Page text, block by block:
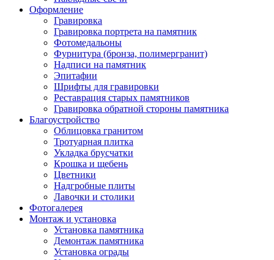
Оформление
Гравировка
Гравировка портрета на памятник
Фотомедальоны
Фурнитура (бронза, полимергранит)
Надписи на памятник
Эпитафии
Шрифты для гравировки
Реставрация старых памятников
Гравировка обратной стороны памятника
Благоустройство
Облицовка гранитом
Тротуарная плитка
Укладка брусчатки
Крошка и щебень
Цветники
Надгробные плиты
Лавочки и столики
Фотогалерея
Монтаж и установка
Установка памятника
Демонтаж памятника
Установка ограды